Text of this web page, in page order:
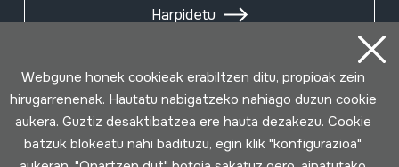
Harpidetu
Webgune honek cookieak erabiltzen ditu, propioak zein
hirugarrenenak. Hautatu nabigatzeko nahiago duzun cookie
aukera. Guztiz desaktibatzea ere hauta dezakezu. Cookie
batzuk blokeatu nahi badituzu, egin klik "konfigurazioa"